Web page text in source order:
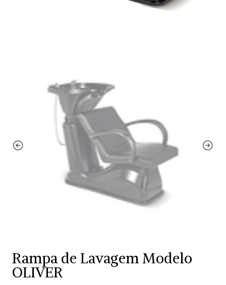
Rampa de Lavagem Modelo
OLIVER